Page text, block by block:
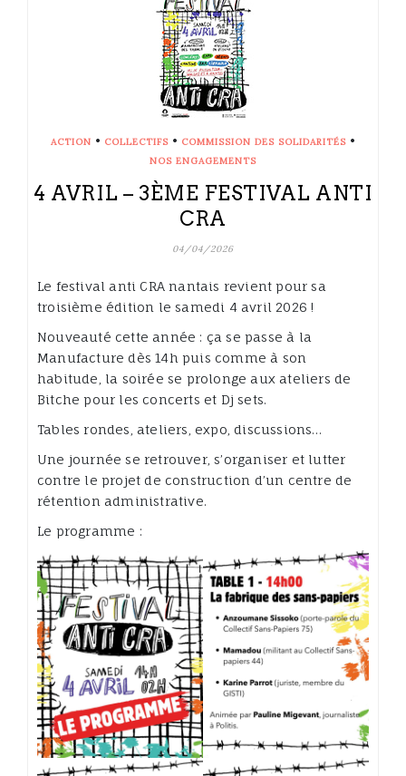
ACTION • COLLECTIFS • COMMISSION DES SOLIDARITÉS •
NOS ENGAGEMENTS
4 AVRIL – 3ÈME FESTIVAL ANTI
CRA
04/04/2026
Le festival anti CRA nantais revient pour sa
troisième édition le samedi 4 avril 2026 !
Nouveauté cette année : ça se passe à la
Manufacture dès 14h puis comme à son
habitude, la soirée se prolonge aux ateliers de
Bitche pour les concerts et Dj sets.
Tables rondes, ateliers, expo, discussions…
Une journée se retrouver, s’organiser et lutter
contre le projet de construction d’un centre de
rétention administrative.
Le programme :